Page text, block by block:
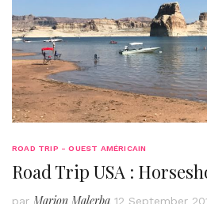
ROAD TRIP - OUEST AMÉRICAIN
Road Trip USA :
parMarion Malerba 12 September